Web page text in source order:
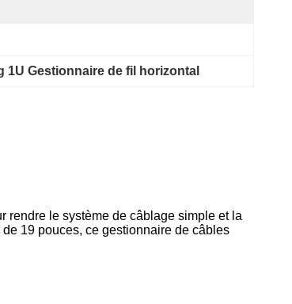
1U Gestionnaire de fil horizontal
rendre le système de câblage simple et la
19 pouces, ce gestionnaire de câbles